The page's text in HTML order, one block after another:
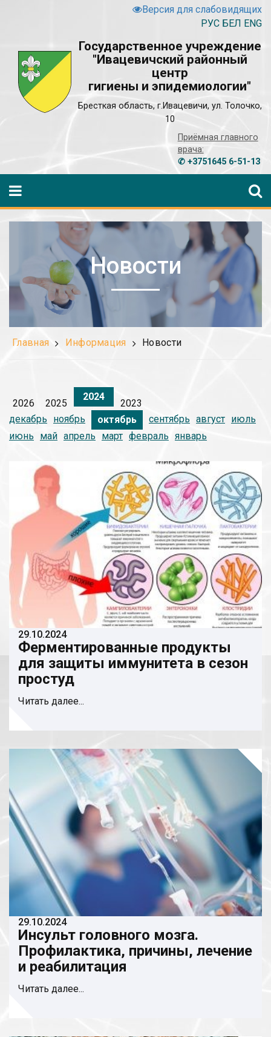
Версия для слабовидящих
РУС БЕЛ ENG
Государственное учреждение
"Ивацевичский районный
центр
гигиены и эпидемиологии"
Бресткая область, г.Ивацевичи, ул. Толочко,
10
Приёмная главного
врача:
✆ +3751645 6-51-13
Новости
Главная Информация Новости
2026 2025
2024
2023
декабрь
ноябрь октябрь сентябрь август июль
июнь
май апрель март февраль январь
29.10.2024
Ферментированные продукты
для защиты иммунитета в сезон
простуд
Читать далее...
29.10.2024
Инсульт головного мозга.
Профилактика, причины, лечение
и реабилитация
Читать далее...